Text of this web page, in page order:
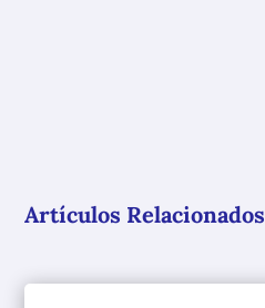
Artículos Relacionados